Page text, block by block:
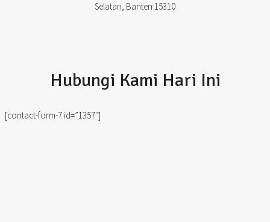
Selatan, Banten 15310
Hubungi Kami Hari Ini
[contact-form-7 id=”1357″]